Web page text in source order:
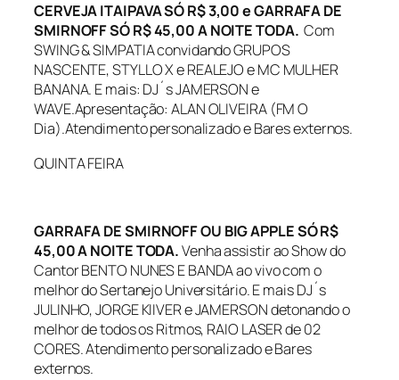
CERVEJA ITAIPAVA SÓ R$ 3,00 e GARRAFA DE
SMIRNOFF SÓ R$ 45,00 A NOITE TODA.Com
SWING & SIMPATIA convidando GRUPOS
NASCENTE, STYLLO X e REALEJO e MC MULHER
BANANA. E mais: DJ´s JAMERSON e
WAVE.Apresentação: ALAN OLIVEIRA (FM O
Dia).Atendimento personalizado e Bares externos.
QUINTA FEIRA
GARRAFA DE SMIRNOFF OU BIG APPLE SÓ R$
45,00 A NOITE TODA.Venha assistir ao Show do
Cantor BENTO NUNES E BANDA ao vivo com o
melhor do Sertanejo Universitário. E mais DJ´s
JULINHO, JORGE KIIVER e JAMERSON detonando o
melhor de todos os Ritmos, RAIO LASER de 02
CORES. Atendimento personalizado e Bares
externos.